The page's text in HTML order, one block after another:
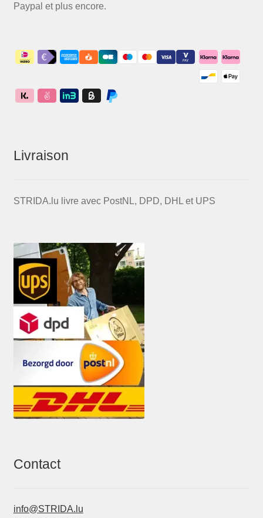
Paypal et plus encore.
Livraison
STRIDA.lu livre avec PostNL, DPD, DHL et UPS
Contact
info@STRIDA.lu